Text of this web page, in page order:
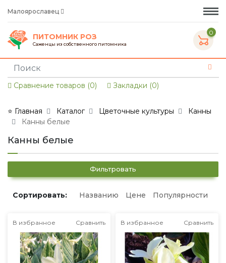
Малоярославец
ПИТОМНИК РОЗ
Саженцы из собственного питомника
0
Сравнение товаров (0) Закладки (0)
⭐ Главная Каталог Цветочные культуры
Канны
Канны белые
Канны белые
Фильтровать
Сортировать: Названию Цене Популярности
В избранное Сравнить В избранное Сравнить